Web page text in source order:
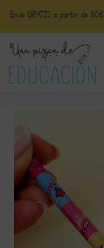
Envío GRATIS a partir de